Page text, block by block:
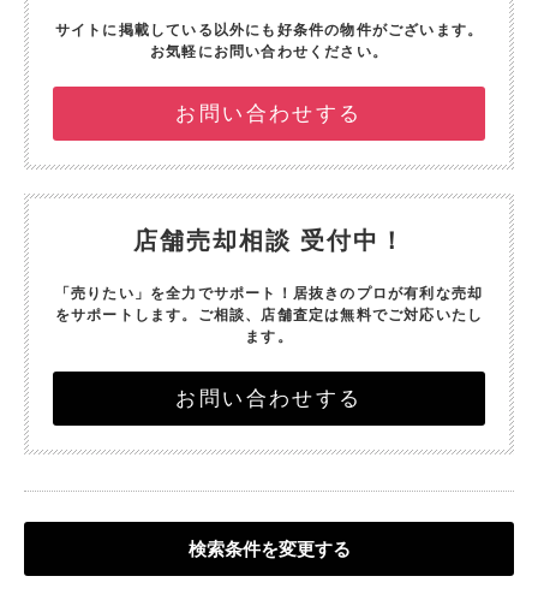
サイトに掲載している以外にも好条件の物件がございます。
お気軽にお問い合わせください。
お問い合わせする
店舗売却相談 受付中！
「売りたい」を全力でサポート！ 居抜きのプロが有利な売却
をサポートします。 ご相談、店舗査定は無料でご対応いたし
ます。
お問い合わせする
検索条件を変更する